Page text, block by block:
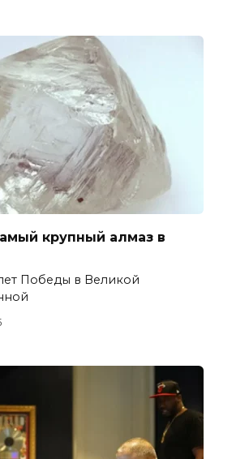
крупный алмаз в
Победы в Великой